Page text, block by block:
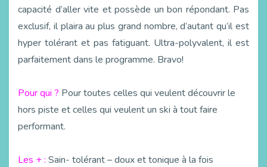
capacité d’aller vite et possède un bon répondant. Pas
exclusif, il plaira au plus grand nombre, d’autant qu’il est
hyper tolérant et pas fatiguant. Ultra-polyvalent, il est
parfaitement dans le programme. Bravo!
Pour qui ? Pour toutes celles qui veulent découvrir le
hors piste et celles qui veulent un ski à tout faire
performant.
Les + : Sain- tolérant – doux et tonique à la fois